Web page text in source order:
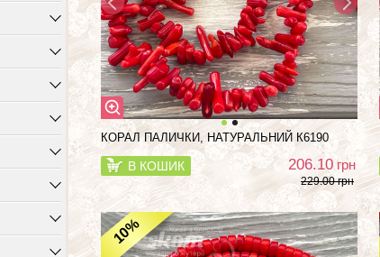
КОРАЛ ПАЛИЧКИ, НАТУРАЛЬНИЙ К6190
В КОШИК 206.10грн
229.00 грн
10%